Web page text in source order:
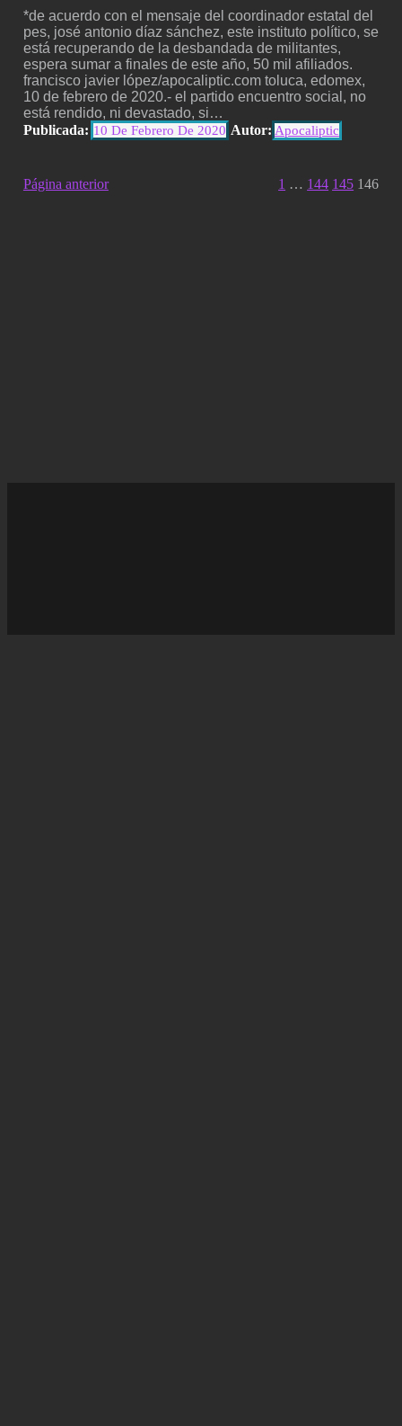
*de acuerdo con el mensaje del coordinador estatal del
pes, josé antonio díaz sánchez, este instituto político, se
está recuperando de la desbandada de militantes,
espera sumar a finales de este año, 50 mil afiliados.
francisco javier lópez/apocaliptic.com toluca, edomex,
10 de febrero de 2020.- el partido encuentro social, no
está rendido, ni devastado, si…
Publicada: 10 De Febrero De 2020 Autor: Apocaliptic
Página anterior 1 … 144 145 146